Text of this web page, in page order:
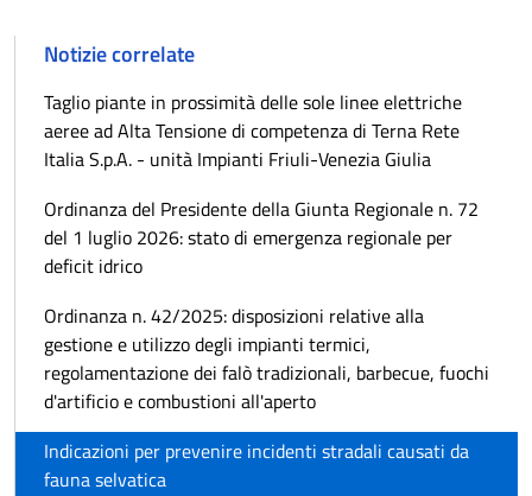
Notizie correlate
Taglio piante in prossimità delle sole linee elettriche
aeree ad Alta Tensione di competenza di Terna Rete
Italia S.p.A. - unità Impianti Friuli-Venezia Giulia
Ordinanza del Presidente della Giunta Regionale n. 72
del 1 luglio 2026: stato di emergenza regionale per
deficit idrico
Ordinanza n. 42/2025: disposizioni relative alla
gestione e utilizzo degli impianti termici,
regolamentazione dei falò tradizionali, barbecue, fuochi
d'artificio e combustioni all'aperto
Indicazioni per prevenire incidenti stradali causati da
fauna selvatica